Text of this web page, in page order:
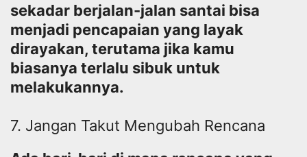
sekadar berjalan-jalan santai bisa
menjadi pencapaian yang layak
dirayakan, terutama jika kamu
biasanya terlalu sibuk untuk
melakukannya.
7. Jangan Takut Mengubah Rencana